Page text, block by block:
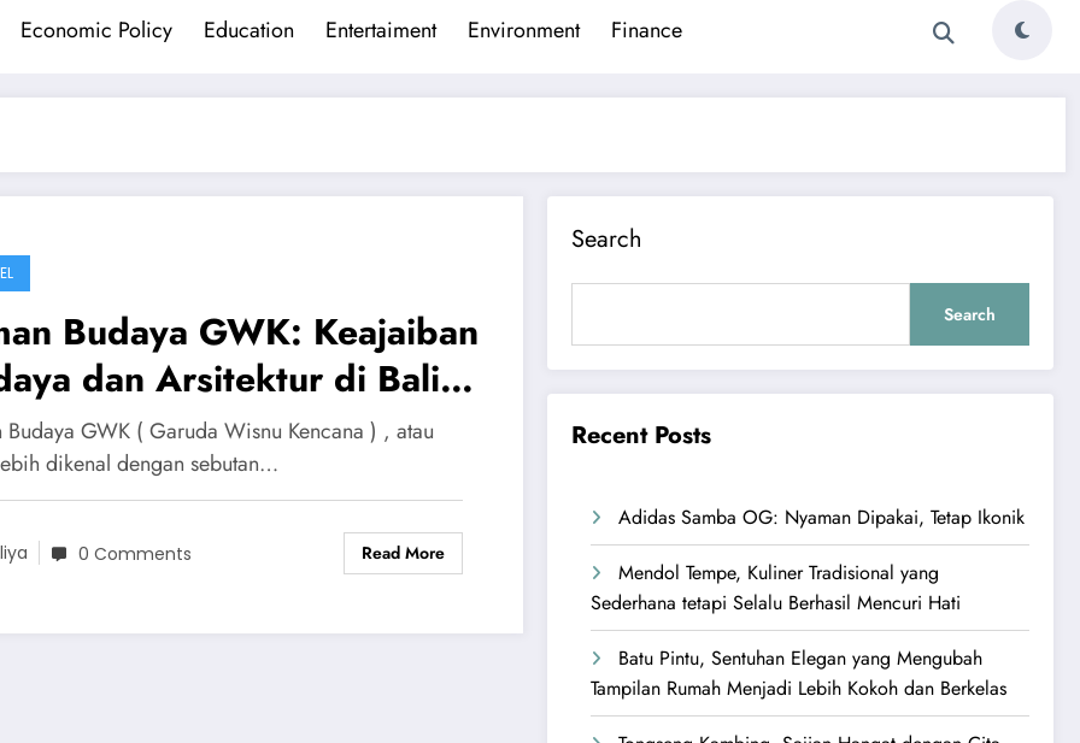
Economic Policy Education Entertaiment Environment Finance
Budaya GWK: Keajaiban
dan Arsitektur di Bali
Wisnu Kencana
Budaya GWK ( Garuda Wisnu Kencana ) , atau
dikenal dengan sebutan…
0 Comments Read More
Search
Search
Recent Posts
Adidas Samba OG: Nyaman Dipakai, Tetap Ikonik
Mendol Tempe, Kuliner Tradisional yang
Sederhana tetapi Selalu Berhasil Mencuri Hati
Batu Pintu, Sentuhan Elegan yang Mengubah
Tampilan Rumah Menjadi Lebih Kokoh dan Berkelas